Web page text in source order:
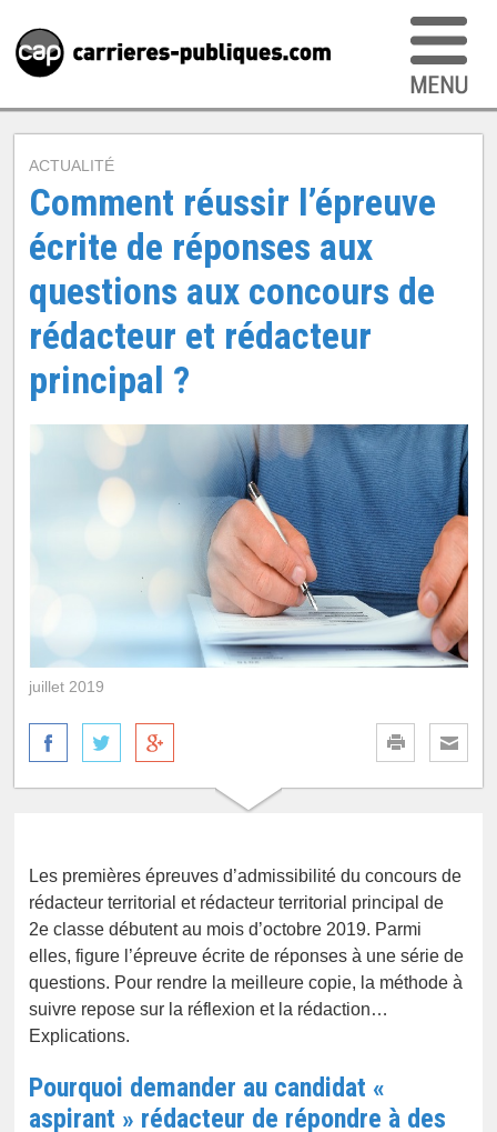
ACTUALITÉ
Comment réussir l’épreuve
écrite de réponses aux
questions aux concours de
rédacteur et rédacteur
principal ?
juillet 2019
Les premières épreuves d’admissibilité du concours de
rédacteur territorial et rédacteur territorial principal de
2e classe débutent au mois d’octobre 2019. Parmi
elles, figure l’épreuve écrite de réponses à une série de
questions. Pour rendre la meilleure copie, la méthode à
suivre repose sur la réflexion et la rédaction…
Explications.
Pourquoi demander au candidat «
aspirant » rédacteur de répondre à des